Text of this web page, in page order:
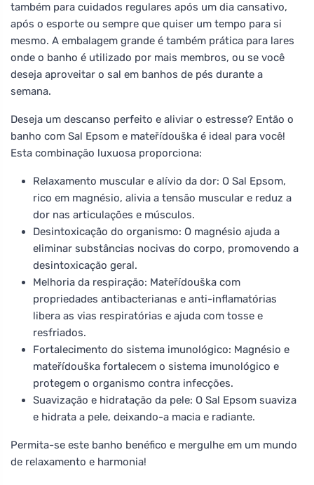
também para cuidados regulares após um dia cansativo,
após o esporte ou sempre que quiser um tempo para si
mesmo. A embalagem grande é também prática para lares
onde o banho é utilizado por mais membros, ou se você
deseja aproveitar o sal em banhos de pés durante a
semana.
Deseja um descanso perfeito e aliviar o estresse? Então o
banho com Sal Epsom e mateřídouška é ideal para você!
Esta combinação luxuosa proporciona:
Relaxamento muscular e alívio da dor: O Sal Epsom,
rico em magnésio, alivia a tensão muscular e reduz a
dor nas articulações e músculos.
Desintoxicação do organismo: O magnésio ajuda a
eliminar substâncias nocivas do corpo, promovendo a
desintoxicação geral.
Melhoria da respiração: Mateřídouška com
propriedades antibacterianas e anti-inflamatórias
libera as vias respiratórias e ajuda com tosse e
resfriados.
Fortalecimento do sistema imunológico: Magnésio e
mateřídouška fortalecem o sistema imunológico e
protegem o organismo contra infecções.
Suavização e hidratação da pele: O Sal Epsom suaviza
e hidrata a pele, deixando-a macia e radiante.
Permita-se este banho benéfico e mergulhe em um mundo
de relaxamento e harmonia!